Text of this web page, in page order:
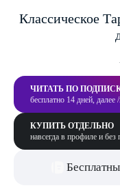
Классическое
ЧИТАТЬ ПО
бесплатно 14 дней, далее
КУПИТЬ ОТДЕЛЬНО
навсегда в профиле и без